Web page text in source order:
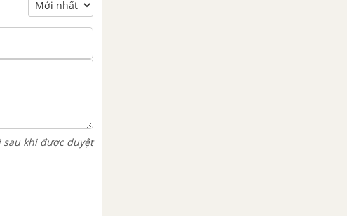
khi được duyệt